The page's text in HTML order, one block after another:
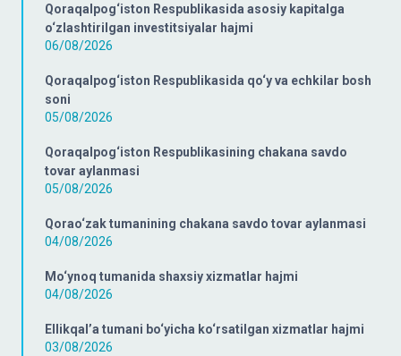
Qoraqalpog‘iston Respublikasida asosiy kapitalga
o‘zlashtirilgan investitsiyalar hajmi
06/08/2026
Qoraqalpog‘iston Respublikasida qo‘y va echkilar bosh
soni
05/08/2026
Qoraqalpog‘iston Respublikasining chakana savdo
tovar aylanmasi
05/08/2026
Qorao‘zak tumanining chakana savdo tovar aylanmasi
04/08/2026
Mo‘ynoq tumanida shaxsiy xizmatlar hajmi
04/08/2026
Ellikqal’a tumani bo‘yicha ko‘rsatilgan xizmatlar hajmi
03/08/2026